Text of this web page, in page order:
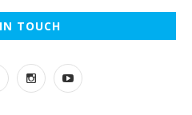
TOUCH